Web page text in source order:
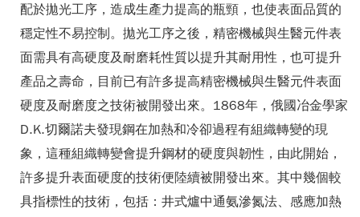
配於拋光工序，造成生產力提高的瓶頸，也使表面品質的
穩定性不易控制。拋光工序之後，精密機械與生醫元件表
面需具有高硬度及耐磨耗性質以提升其耐用性，也可提升
產品之壽命，目前已有許多提高精密機械與生醫元件表面
硬度及耐磨度之技術被開發出來。1868年，俄國冶金學家
D.K.切爾諾夫發現鋼在加熱和冷卻過程有組織轉變的現
象，這種組織轉變會提升鋼材的硬度與韌性，由此開始，
許多提升表面硬度的技術便陸續被開發出來。其中幾個較
具指標性的技術，包括：井式爐中通氨滲氮法、感應加熱